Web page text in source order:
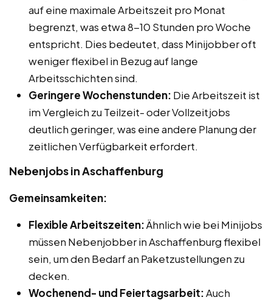
auf eine maximale Arbeitszeit pro Monat
begrenzt, was etwa 8-10 Stunden pro Woche
entspricht. Dies bedeutet, dass Minijobber oft
weniger flexibel in Bezug auf lange
Arbeitsschichten sind.
Geringere Wochenstunden: Die Arbeitszeit ist
im Vergleich zu Teilzeit- oder Vollzeitjobs
deutlich geringer, was eine andere Planung der
zeitlichen Verfügbarkeit erfordert.
Nebenjobs in Aschaffenburg
Gemeinsamkeiten:
Flexible Arbeitszeiten:Ähnlich wie bei Minijobs
müssen Nebenjobber in Aschaffenburg flexibel
sein, um den Bedarf an Paketzustellungen zu
decken.
Wochenend- und Feiertagsarbeit:Auch